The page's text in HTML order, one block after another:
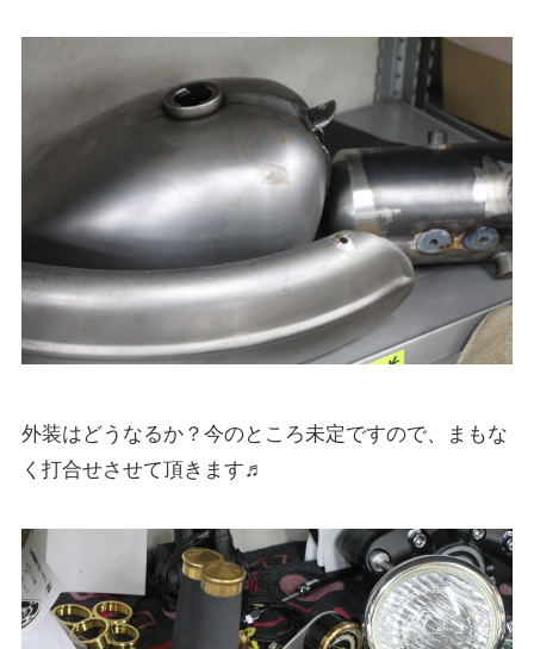
外装はどうなるか？今のところ未定ですので、まもな
く打合せさせて頂きます♬